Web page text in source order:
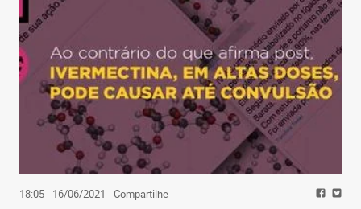
18:05 - 16/06/2021 - Compartilhe